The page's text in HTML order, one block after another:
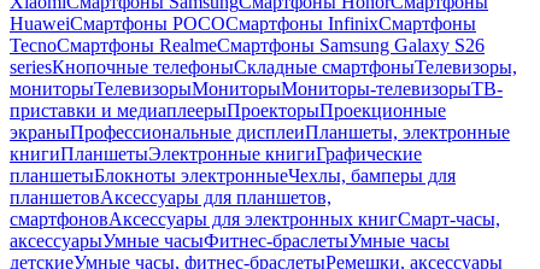
HuaweiСмартфоны POCOСмартфоны InfinixСмартфоны
TecnoСмартфоны RealmeСмартфоны Samsung Galaxy S26
seriesКнопочные телефоныСкладные смартфоныТелевизоры,
мониторыТелевизорыМониторыМониторы-телевизорыТВ-
приставки и медиаплеерыПроекторыПроекционные
экраныПрофессиональные дисплеиПланшеты, электронные
книгиПланшетыЭлектронные книгиГрафические
планшетыБлокноты электронныеЧехлы, бамперы для
планшетовАксессуары для планшетов,
смартфоновАксессуары для электронных книгСмарт-часы,
аксессуарыУмные часыФитнес-браслетыУмные часы
детскиеУмные часы, фитнес-браслетыРемешки, аксессуары